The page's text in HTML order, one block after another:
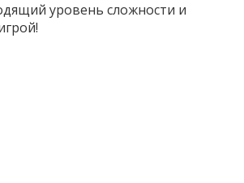
уровень сложности и